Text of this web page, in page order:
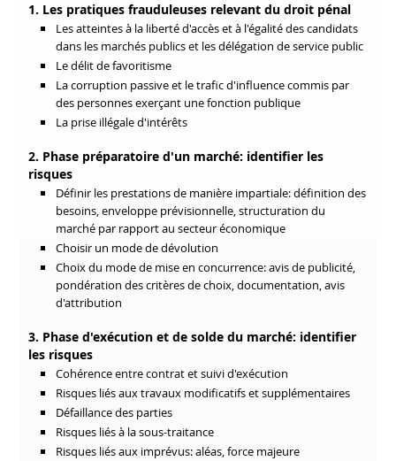
1. Les pratiques frauduleuses relevant du droit pénal
Les atteintes à la liberté d'accès et à l'égalité des candidats
dans les marchés publics et les délégation de service public
Le délit de favoritisme
La corruption passive et le trafic d'influence commis par
des personnes exerçant une fonction publique
La prise illégale d'intérêts
2. Phase préparatoire d'un marché: identifier les
risques
Définir les prestations de manière impartiale: définition des
besoins, enveloppe prévisionnelle, structuration du
marché par rapport au secteur économique
Choisir un mode de dévolution
Choix du mode de mise en concurrence: avis de publicité,
pondération des critères de choix, documentation, avis
d'attribution
3. Phase d'exécution et de solde du marché: identifier
les risques
Cohérence entre contrat et suivi d'exécution
Risques liés aux travaux modificatifs et supplémentaires
Défaillance des parties
Risques liés à la sous-traitance
Risques liés aux imprévus: aléas, force majeure